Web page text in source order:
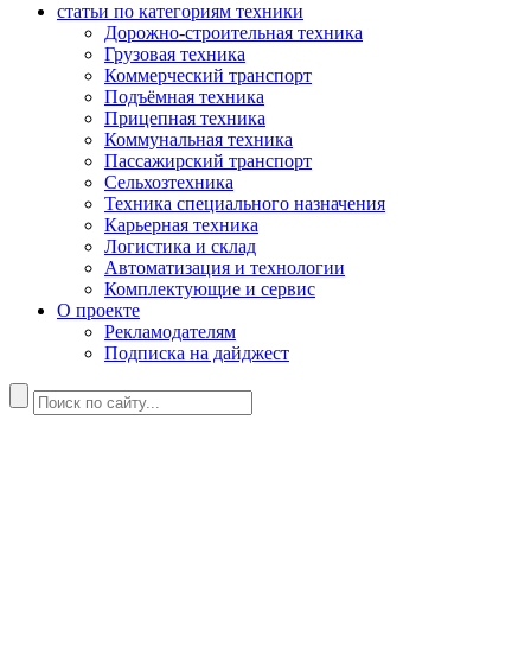
статьи по категориям техники
Дорожно-строительная техника
Грузовая техника
Коммерческий транспорт
Подъёмная техника
Прицепная техника
Коммунальная техника
Пассажирский транспорт
Сельхозтехника
Техника специального назначения
Карьерная техника
Логистика и склад
Автоматизация и технологии
Комплектующие и сервис
О проекте
Рекламодателям
Подписка на дайджест